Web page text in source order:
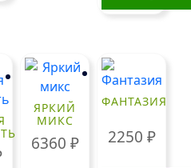
ЯРКИЙ
МИКС
6360 ₽
ФАНТАЗИЯ
2250 ₽